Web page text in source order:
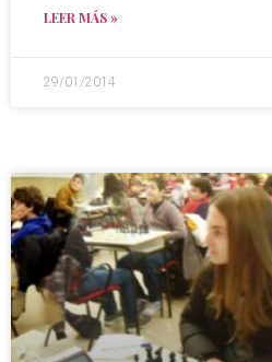
LEER MÁS »
29/01/2014